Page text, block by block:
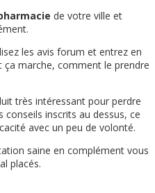
de votre ville et
les avis forum et entrez en
marche, comment le prendre
très intéressant pour perdre
conseils inscrits au dessus, ce
avec un peu de volonté.
saine en complément vous
placés.